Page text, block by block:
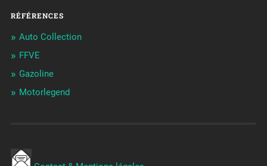
RÉFÉRENCES
Auto Collection
FFVE
Gazoline
Motorlegend